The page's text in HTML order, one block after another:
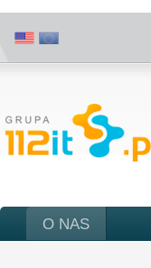
O NAS